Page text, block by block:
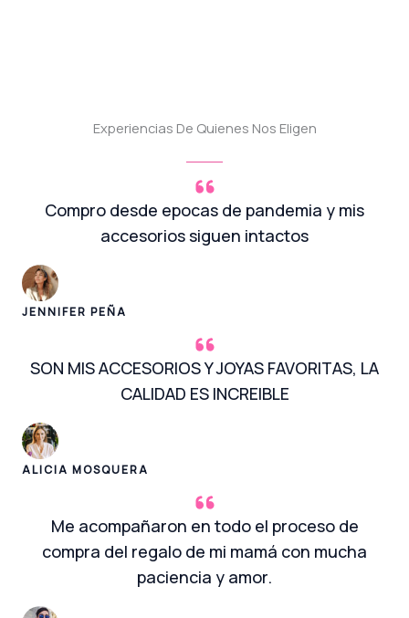
Experiencias De Quienes Nos Eligen
Compro desde epocas de pandemia y mis
accesorios siguen intactos
JENNIFER PEÑA
SON MIS ACCESORIOS Y JOYAS FAVORITAS, LA
CALIDAD ES INCREIBLE
ALICIA MOSQUERA
Me acompañaron en todo el proceso de
compra del regalo de mi mamá con mucha
paciencia y amor.